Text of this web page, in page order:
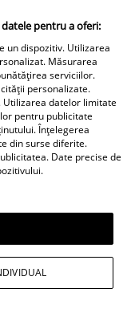
prima
„Iubirile
Poftiți la
Vaida și
în centrul
lui Nea
pentru a oferi:
un dispozitiv. Utilizarea
Măsurarea
serviciilor.
personalizate.
datelor limitate
pentru publicitate
Înțelegerea
din surse diferite.
Date precise de